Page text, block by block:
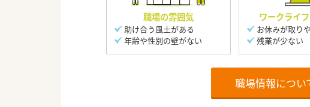
職場の雰囲気
助け合う風土がある
年齢や性別の壁がない
ワークライ
お休みが取り
残業が少ない
職場情報につい